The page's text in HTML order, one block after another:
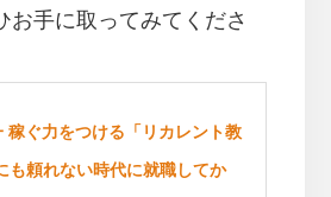
お手に取ってみてくださ
稼ぐ力をつける「リカレント教
も頼れない時代に就職してか